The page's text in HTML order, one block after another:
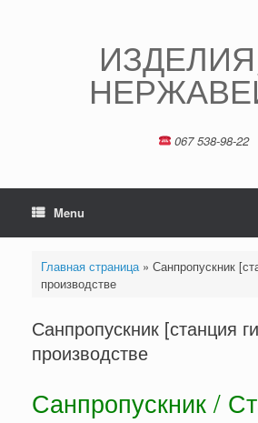
067 538-98-22
Menu
Главная страница» Санпропускник
производстве
Санпропускник [станция
производстве
Санпропускник /